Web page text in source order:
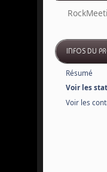
INFOS DU
Résumé
Voir les
Voir les